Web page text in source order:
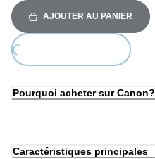
AJOUTER AU PANIER
Pourquoi acheter sur Canon?
Caractéristiques principales